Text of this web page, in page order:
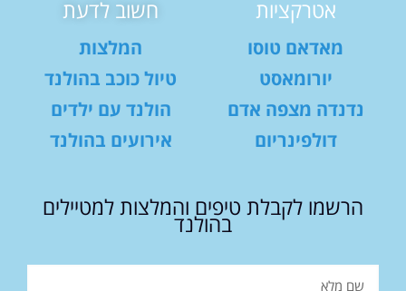
אטרקציות
מאדאם טוסו
יורומאסט
נדנדה מצפה אדם
דולפינריום
חשוב לדעת
המלצות
טיול כוכב בהולנד
הולנד עם ילדים
אירועים בהולנד
הרשמו לקבלת טיפים והמלצות למטיילים
בהולנד